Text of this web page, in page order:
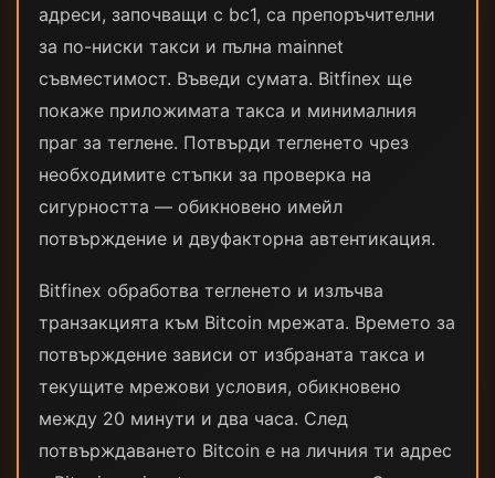
адреси, започващи с bc1, са препоръчителни
за по-ниски такси и пълна mainnet
съвместимост. Въведи сумата. Bitfinex ще
покаже приложимата такса и минималния
праг за теглене. Потвърди тегленето чрез
необходимите стъпки за проверка на
сигурността — обикновено имейл
потвърждение и двуфакторна автентикация.
Bitfinex обработва тегленето и излъчва
транзакцията към Bitcoin мрежата. Времето за
потвърждение зависи от избраната такса и
текущите мрежови условия, обикновено
между 20 минути и два часа. След
потвърждаването Bitcoin е на личния ти адрес